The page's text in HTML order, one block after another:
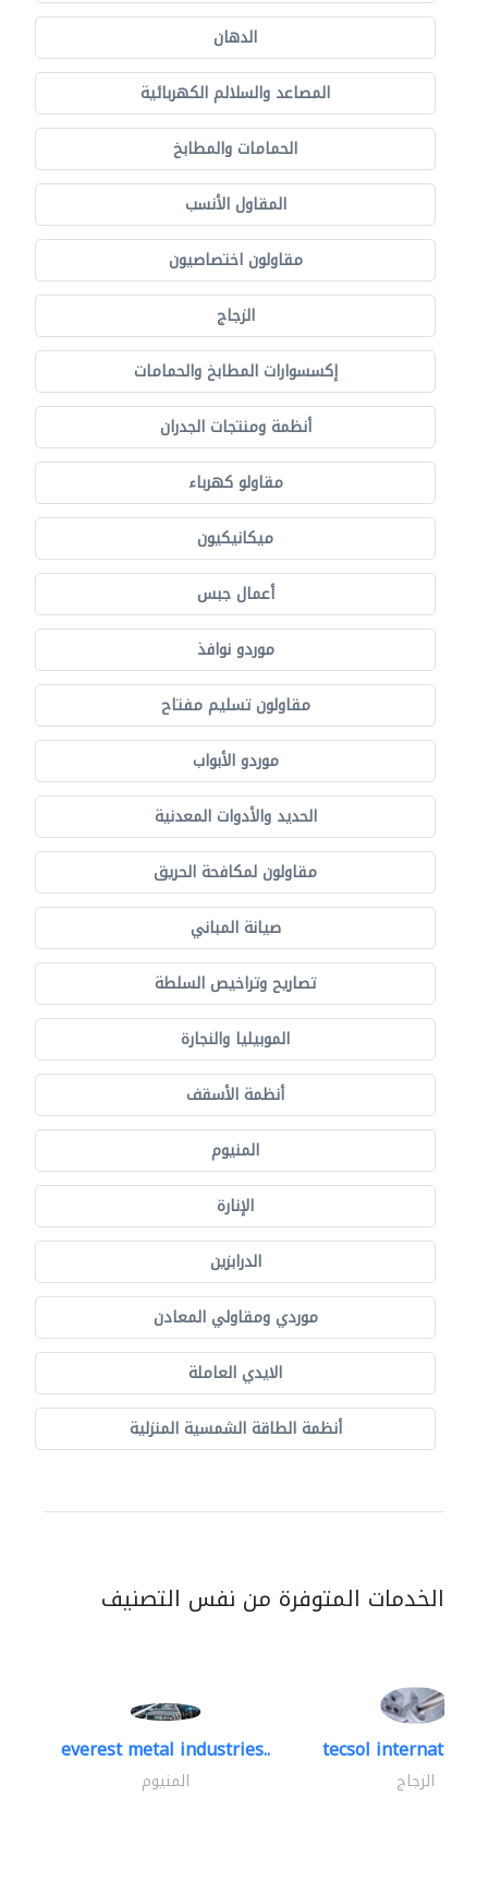
الدهان
المصاعد والسلالم الكهربائية
الحمامات والمطابخ
المقاول الأنسب
مقاولون اختصاصيون
الزجاج
إكسسوارات المطابخ والحمامات
أنظمة ومنتجات الجدران
مقاولو كهرباء
ميكانيكيون
أعمال جبس
موردو نوافذ
مقاولون تسليم مفتاح
موردو الأبواب
الحديد والأدوات المعدنية
مقاولون لمكافحة الحريق
صيانة المباني
تصاريح وتراخيص السلطة
الموبيليا والنجارة
أنظمة الأسقف
المنيوم
الإنارة
الدرابزين
موردي ومقاولي المعادن
الايدي العاملة
أنظمة الطاقة الشمسية المنزلية
الخدمات المتوفرة من نفس التصنيف
everest metal industries..
المنيوم
tecsol
الزجاج